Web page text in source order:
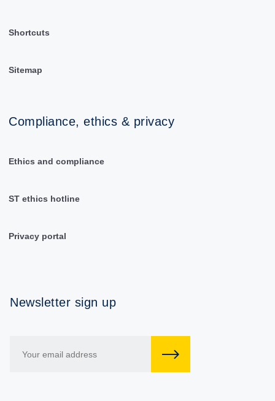
Shortcuts
Sitemap
Compliance, ethics & privacy
Ethics and compliance
ST ethics hotline
Privacy portal
Newsletter sign up